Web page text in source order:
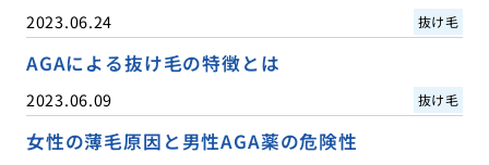
2023.06.24 抜け毛
AGAによる抜け毛の特徴とは
2023.06.09 抜け毛
女性の薄毛原因と男性AGA薬の危険性